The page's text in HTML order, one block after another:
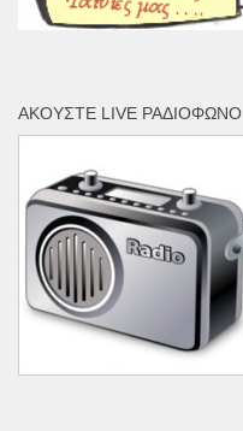
ΑΚΟΎΣΤΕ LIVE ΡΑΔΙΌΦΩΝΟ